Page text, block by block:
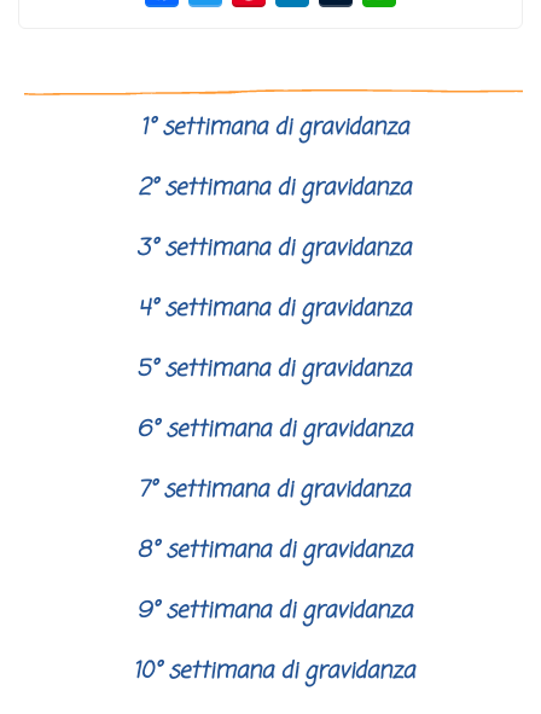
1° settimana di gravidanza
2° settimana di gravidanza
3° settimana di gravidanza
4° settimana di gravidanza
5° settimana di gravidanza
6° settimana di gravidanza
7° settimana di gravidanza
8° settimana di gravidanza
9° settimana di gravidanza
10° settimana di gravidanza